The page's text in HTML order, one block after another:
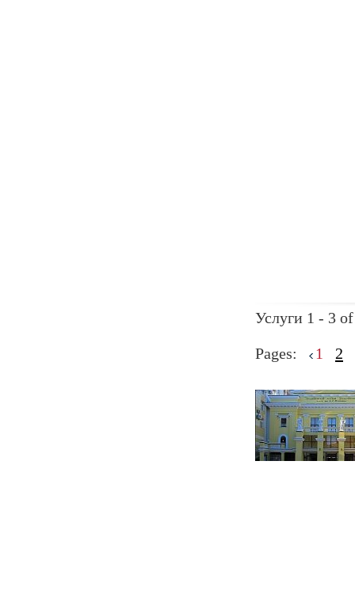
Услуги 1 - 3
Pages: 1 2